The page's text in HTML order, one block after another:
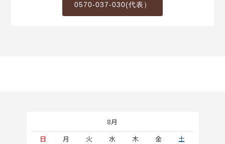
0570-037-030(代表）
8月
日
月 火 水 木 金
土